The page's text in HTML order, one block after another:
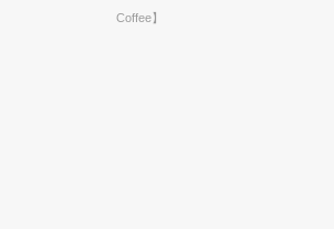
Coffee】